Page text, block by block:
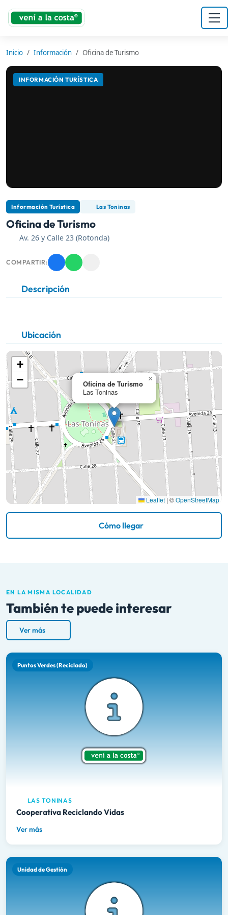
Inicio Información Oficina de Turismo
INFORMACIÓN TURÍSTICA
Información Turística Las Toninas
Oficina de Turismo
Av. 26 y Calle 23 (Rotonda)
COMPARTIR:
Descripción
Ubicación
Oficina de Turismo
Las Toninas
×
+
−
Leaflet | ©OpenStreetMap
Cómo llegar
EN LA MISMA LOCALIDAD
También te puede interesar
Ver más
Puntos Verdes (Reciclado)
LAS TONINAS
Cooperativa Reciclando Vidas
Ver más
Unidad de Gestión